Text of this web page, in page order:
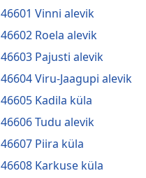
46601 Vinni alevik
46602 Roela alevik
46603 Pajusti alevik
46604 Viru-Jaagupi alevik
46605 Kadila küla
46606 Tudu alevik
46607 Piira küla
46608 Karkuse küla